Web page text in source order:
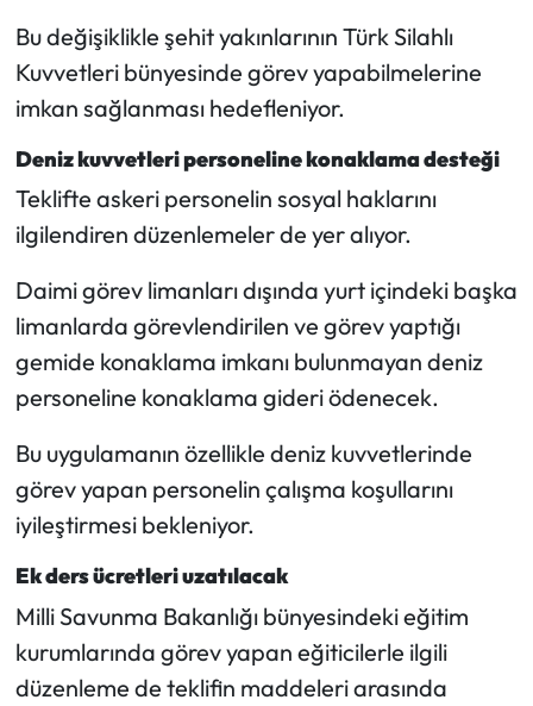
Bu değişiklikle şehit yakınlarının Türk Silahlı
Kuvvetleri bünyesinde görev yapabilmelerine
imkan sağlanması hedefleniyor.
Deniz kuvvetleri personeline konaklama desteği
Teklifte askeri personelin sosyal haklarını
ilgilendiren düzenlemeler de yer alıyor.
Daimi görev limanları dışında yurt içindeki başka
limanlarda görevlendirilen ve görev yaptığı
gemide konaklama imkanı bulunmayan deniz
personeline konaklama gideri ödenecek.
Bu uygulamanın özellikle deniz kuvvetlerinde
görev yapan personelin çalışma koşullarını
iyileştirmesi bekleniyor.
Ek ders ücretleri uzatılacak
Milli Savunma Bakanlığı bünyesindeki eğitim
kurumlarında görev yapan eğiticilerle ilgili
düzenleme de teklifin maddeleri arasında